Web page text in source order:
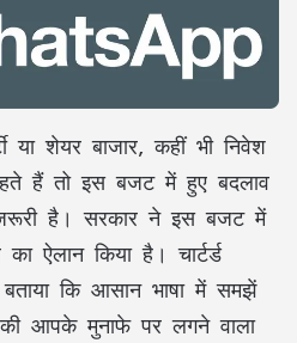
या शेयर बाजार, कहीं भी निवेश
हैं तो इस बजट में हुए बदलाव
है। सरकार ने इस बजट में
ऐलान किया है। चार्टर्ड
कि आसान भाषा में समझें
आपके मुनाफे पर लगने वाला